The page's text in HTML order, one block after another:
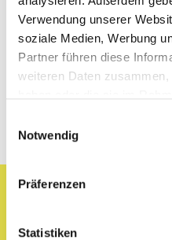
Verwendung unserer
soziale Medien, Werbung
Partner führen diese
weiteren Daten
Notwendig
Präferenzen
Statistiken
theaterpädagogisch